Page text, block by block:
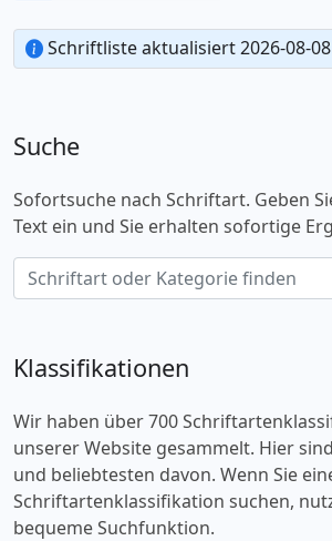
Schriftliste aktualisiert 2026-08-08
Suche
Sofortsuche nach Schriftart. Geben
Text ein und Sie erhalten sofortige
Klassifikationen
Wir haben über 700
unserer Website gesammelt. Hier
und beliebtesten davon. Wenn Sie
Schriftartenklassifikation suchen,
bequeme Suchfunktion.